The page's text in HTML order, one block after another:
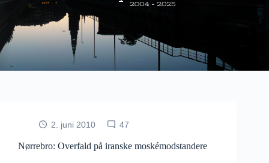
2. juni 2010 47
Nørrebro: Overfald på iranske moskémodstandere